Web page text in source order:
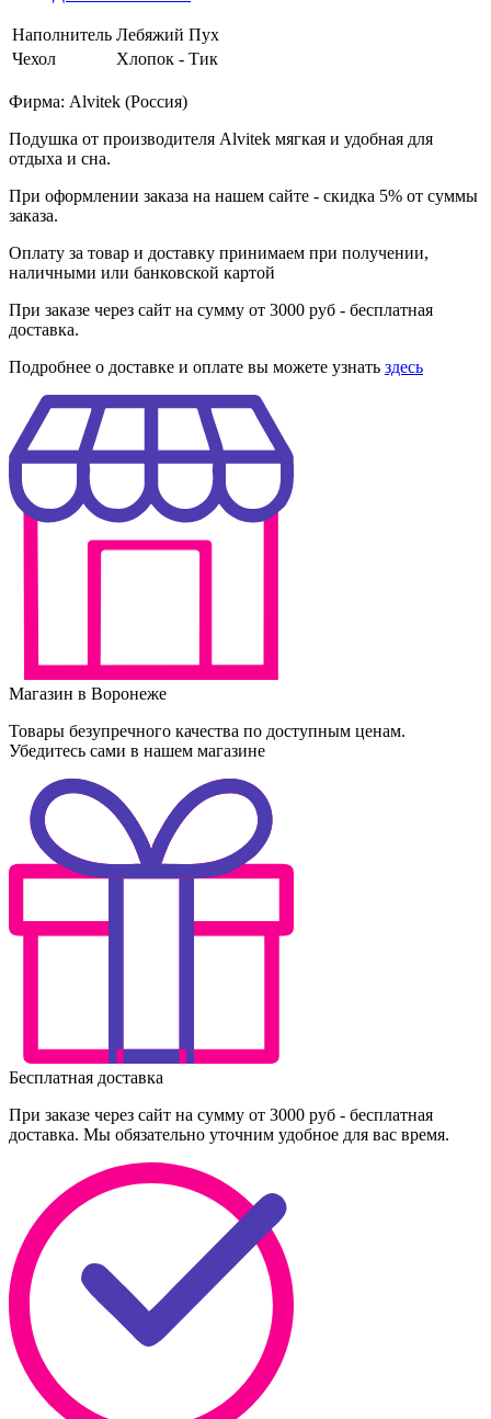
Наполнитель Лебяжий Пух
Чехол
Хлопок - Тик
Фирма: Alvitek (Россия)
Подушка от производителя Alvitek мягкая и удобная для
отдыха и сна.
При оформлении заказа на нашем сайте - скидка 5% от суммы
заказа.
Оплату за товар и доставку принимаем при получении,
наличными или банковской картой
При заказе через сайт на сумму от 3000 руб - бесплатная
доставка.
Подробнее о доставке и оплате вы можете узнать здесь
Магазин в Воронеже
Товары безупречного качества по доступным ценам.
Убедитесь сами в нашем магазине
Бесплатная доставка
При заказе через сайт на сумму от 3000 руб - бесплатная
доставка. Мы обязательно уточним удобное для вас время.